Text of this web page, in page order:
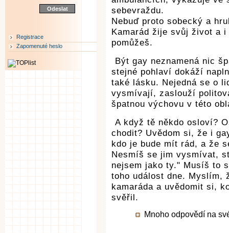
sebevraždu.
Nebuď proto sobecký a
Kamarád žije svůj život a
pomůžeš.
Být gay neznamená nic
stejné pohlaví dokáží
také lásku. Nejedná se o
vysmívají, zaslouží
špatnou výchovu v této
A když tě někdo osloví?
chodit? Uvědom si, že i
kdo je bude mít rád, a že
Nesmíš se jim vysmívat,
nejsem jako ty." Musíš to
toho událost dne. Myslím,
kamaráda a uvědomit si,
svěřil.
Mnoho odpovědí na
Registrace
Zapomenuté heslo